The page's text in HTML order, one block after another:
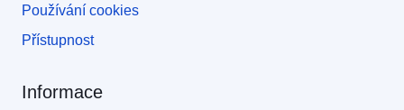
Používání cookies
Přístupnost
Informace